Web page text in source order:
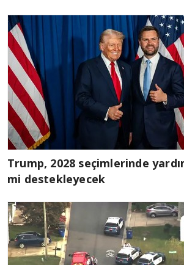
Trump, 2028 seçimlerinde
mi destekleyecek